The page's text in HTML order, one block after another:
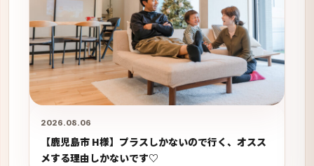
2026.08.06
【鹿児島市 H様】プラスしかないので行く、オスス
メする理由しかないです♡